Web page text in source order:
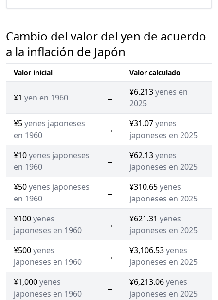
Cambio del valor del yen de acuerdo
a la inflación de Japón
Valor inicial Valor calculado
¥1 yen en 1960 →
¥6.213yenes en
2025
¥5yenes japoneses
en 1960
→
¥31.07yenes
japoneses en 2025
¥10yenes japoneses
en 1960
→
¥62.13yenes
japoneses en 2025
¥50yenes japoneses
en 1960
→
¥310.65yenes
japoneses en 2025
¥100yenes
japoneses en 1960
→
¥621.31 yenes
japoneses en 2025
¥500yenes
japoneses en 1960
→
¥3,106.53yenes
japoneses en 2025
¥1,000yenes
japoneses en 1960
→
¥6,213.06yenes
japoneses en 2025